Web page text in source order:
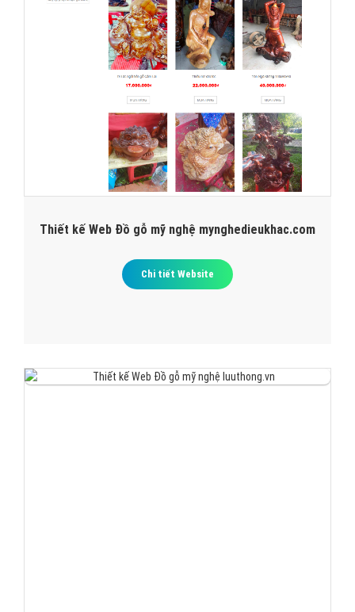
Thiết kế Web Đồ gỗ mỹ nghệ mynghedieukhac.com
Chi tiết Website